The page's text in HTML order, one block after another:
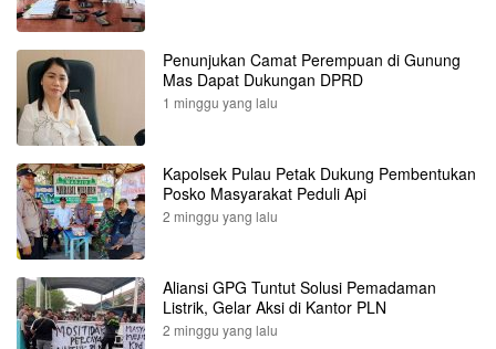
Penunjukan Camat Perempuan di Gunung
Mas Dapat Dukungan DPRD
1 minggu yang lalu
Kapolsek Pulau Petak Dukung Pembentukan
Posko Masyarakat Peduli Api
2 minggu yang lalu
Aliansi GPG Tuntut Solusi Pemadaman
Listrik, Gelar Aksi di Kantor PLN
2 minggu yang lalu